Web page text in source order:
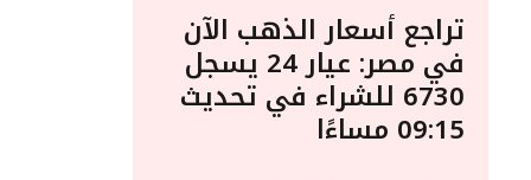
تراجع أسعار الذهب الآن
في مصر: عيار 24 يسجل
6730 للشراء في تحديث
09:15 مساءًا